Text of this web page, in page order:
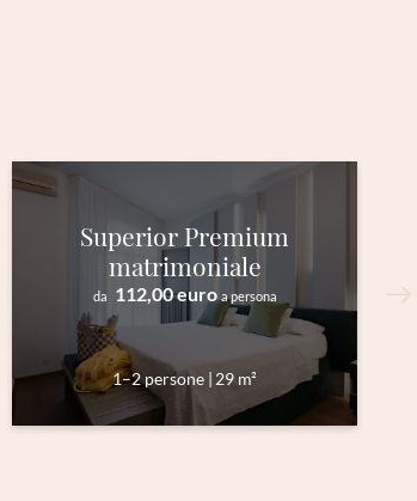
Superior Premium
matrimoniale
da 112,00 euro a persona
1–2 persone | 29 m²